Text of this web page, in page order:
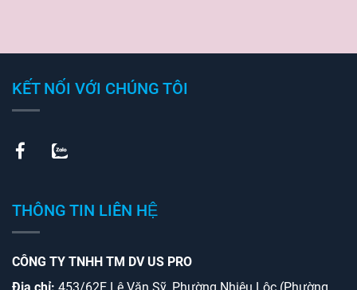
KẾT NỐI VỚI CHÚNG TÔI
THÔNG TIN LIÊN HỆ
CÔNG TY TNHH TM DV US PRO